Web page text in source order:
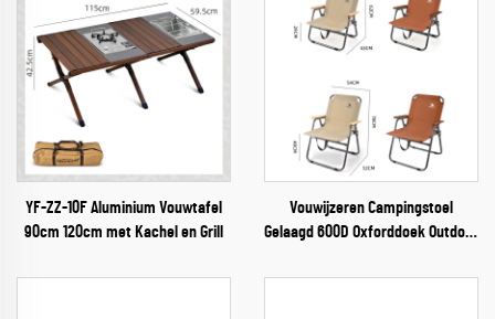
YF-ZZ-10F Aluminium Vouwtafel
90cm 120cm met Kachel en Grill
Vouwijzeren Campingstoel
Gelaagd 600D Oxforddoek Outdoor